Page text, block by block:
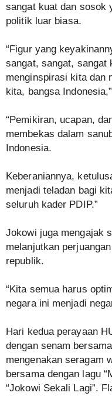
sangat kuat dan sosok
politik luar biasa.
“Figur yang
sangat, sangat, sangat
menginspirasi kita dan
kita, bangsa
“Pemikiran, ucapan,
membekas dalam
Indonesia.
Keberaniannya,
menjadi teladan bagi
seluruh kader PDIP.”
Jokowi juga mengajak
melanjutkan
republik.
“Kita semua harus
negara ini menjadi
Hari kedua perayaan
dengan senam
mengenakan seragam
bersama dengan lagu
“Jokowi Sekali Lagi”.